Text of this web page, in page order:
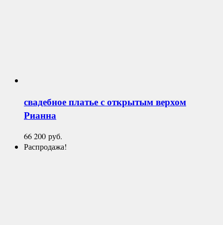
свадебное платье с открытым верхом
Рианна
66 200 руб.
Распродажа!